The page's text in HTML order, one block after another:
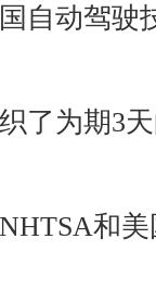
自动驾驶
了为期3
和